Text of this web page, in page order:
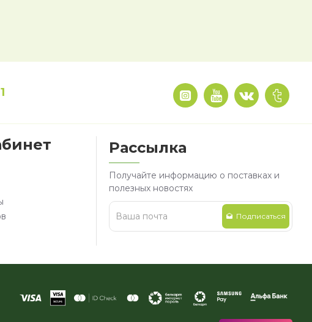
Рассылка
Получайте информацию о поставках и
полезных новостях
Подписаться